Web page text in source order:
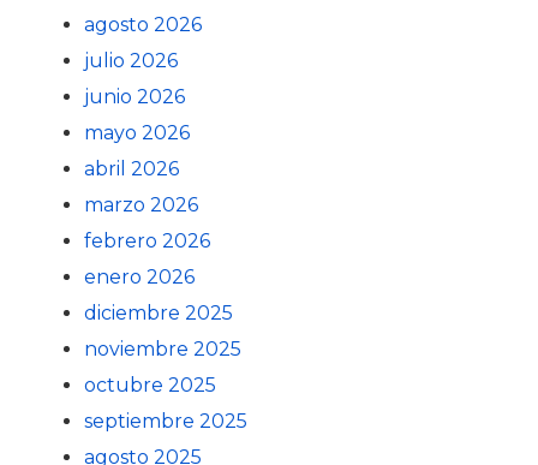
agosto 2026
julio 2026
junio 2026
mayo 2026
abril 2026
marzo 2026
febrero 2026
enero 2026
diciembre 2025
noviembre 2025
octubre 2025
septiembre 2025
agosto 2025